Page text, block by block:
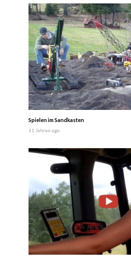
Spielen im Sandkasten
11 Jahren ago